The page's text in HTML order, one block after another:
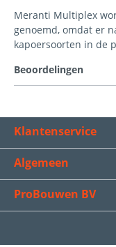
Meranti Multiplex
genoemd, omdat er
kapoersoorten in de
Beoordelingen
Klantenservice
Algemeen
ProBouwen BV